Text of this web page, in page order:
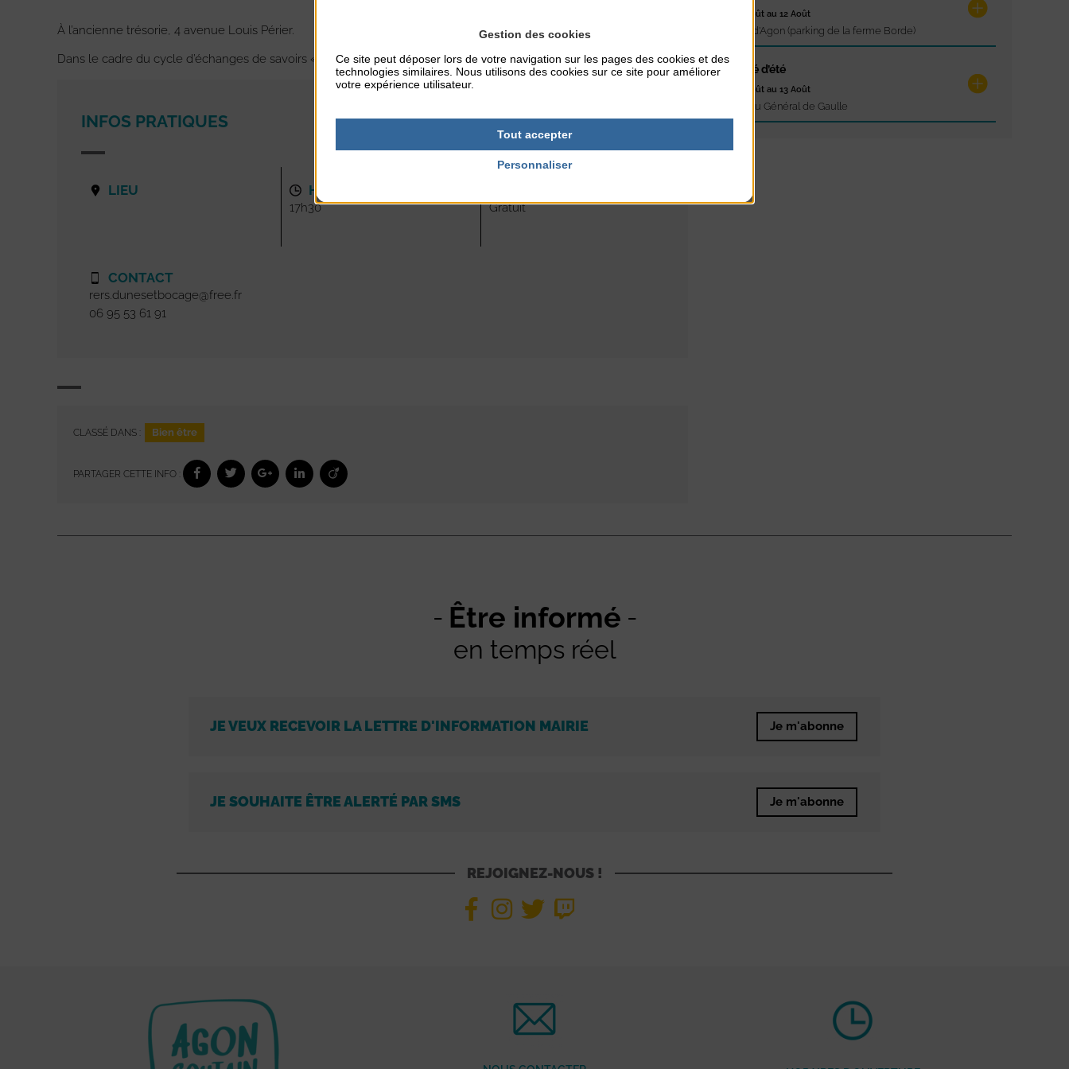
À l’ancienne trésorie, 4 avenue Louis Périer.
Dans le cadre du cycle d’échanges de savoirs « ouverts » sur la santé
INFOS PRATIQUES
LIEU
CONTACT
rers.dunesetbocage@free.fr
06 95 53 61 91
HORAIRES
17h30 Gratuit
CLASSÉ DANS : Bien être
PARTAGER CETTE INFO :
du 12 Août au 12 Août
Pointe d'Agon (parking de la ferme Borde)
Marché d’été
du 13 Août au 13 Août
Place du Général de Gaulle
Être informé
en temps réel
JE VEUX RECEVOIR LA LETTRE D'INFORMATION MAIRIE Je m'abonne
JE SOUHAITE ÊTRE ALERTÉ PAR SMS Je m'abonne
REJOIGNEZ-NOUS !
Gestion des cookies
Ce site peut déposer lors de votre navigation sur les pages des cookies et des
technologies similaires. Nous utilisons des cookies sur ce site pour améliorer
votre expérience utilisateur.
Tout accepter
Personnaliser